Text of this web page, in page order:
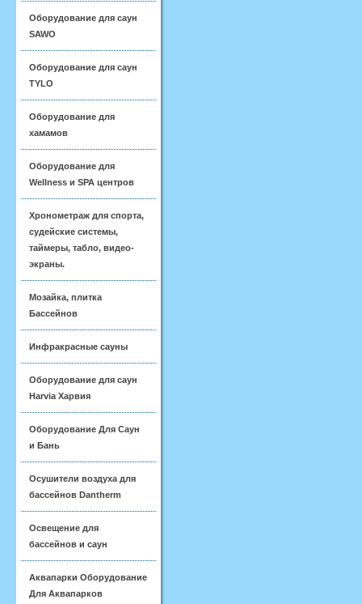
Оборудование для саун
SAWO
Оборудование для саун
TYLO
Оборудование для
хамамов
Оборудование для
Wellness и SPA центров
Хронометраж для спорта,
судейские системы,
таймеры, табло, видео-
экраны.
Мозайка, плитка
Бассейнов
Инфракрасные сауны
Оборудование для саун
Harvia Харвия
Оборудование Для Саун
и Бань
Осушители воздуха для
бассейнов Dantherm
Освещение для
бассейнов и саун
Аквапарки Оборудование
Для Аквапарков